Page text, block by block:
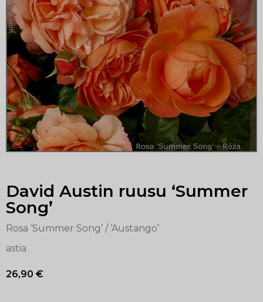
David Austin ruusu ‘Summer
Song’
Rosa ‘Summer Song’ / ‘Austango’
astia
26,90 €